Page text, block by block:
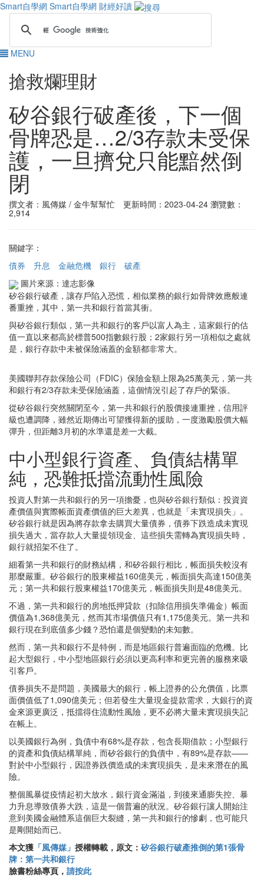
Smart自學網 Smart自學網 財經好讀
MENU
搶救爛理財
矽谷銀行破產後，下一個
骨牌恐是…2/3存款未受保
護，一旦擠兌只能黯然倒
閉
撰文者：風傳媒 / 金牛幫幫忙 更新時間：2023-04-24 瀏覽數：
2,914
關鍵字：
債券
升息 金融危機 銀行
破產
圖片來源：達志影像
矽谷銀行破產，讓存戶陷入恐慌，相似業務的銀行如骨牌效應般連
番重挫，其中，第一共和銀行首當其衝。
與矽谷銀行類似，第一共和銀行的客戶以富人為主，這家銀行的估
值一直以來都高於標普500指數銀行股；2家銀行另一項相似之處就
是，銀行存款中未被保險涵蓋的金額都非常大。
美國聯邦存款保險公司（FDIC）保險金額上限為25萬美元，第一共
和銀行有2/3存款未受保險涵蓋，這個情況引起了存戶的緊張。
從矽谷銀行突然關閉至今，第一共和銀行的股價接連重挫，信用評
級也遭調降，雖然近期傳出可望獲得新的援助，一度激勵股價大幅
彈升，但距離3月初的水準還是差一大截。
中小型銀行資產、負債結構單
純，恐難抵擋流動性風險
投資人對第一共和銀行的另一項擔憂，也與矽谷銀行類似：投資資
產價值與實際帳面資產價值的巨大差異，也就是「未實現損失」。
矽谷銀行就是因為將存款拿去購買大量債券，債券下跌造成未實現
損失過大，當存款人大量提領現金、這些損失需轉為實現損失時，
銀行就招架不住了。
細看第一共和銀行的財務結構，和矽谷銀行相比，帳面損失較沒有
那麼嚴重。矽谷銀行的股東權益160億美元，帳面損失高達150億美
元；第一共和銀行股東權益170億美元，帳面損失則是48億美元。
不過，第一共和銀行的房地抵押貸款（扣除信用損失準備金）帳面
價值為1,368億美元，然而其市場價值只有1,175億美元。第一共和
銀行現在到底值多少錢？恐怕還是個變動的未知數。
然而，第一共和銀行不是特例，而是地區銀行普遍面臨的危機。比
起大型銀行，中小型地區銀行必須以更高利率和更完善的服務來吸
引客戶。
債券損失不是問題，美國最大的銀行，帳上證券的公允價值，比票
面價值低了1,090億美元；但若發生大量現金提款需求，大銀行的資
金來源更廣泛，抵擋得住流動性風險，更不必將大量未實現損失記
在帳上。
以美國銀行為例，負債中有68%是存款，包含長期借款；小型銀行
的資產和負債結構單純，而矽谷銀行的負債中，有89%是存款——
對於中小型銀行，因證券跌價造成的未實現損失，是未來潛在的風
險。
整個風暴從疫情起初大放水，銀行資金滿溢，到後來通膨失控、暴
力升息導致債券大跌，這是一個普遍的狀況。矽谷銀行讓人開始注
意到美國金融體系這個巨大裂縫，第一共和銀行的慘劇，也可能只
是剛開始而已。
本文獲 「風傳媒」 授權轉載，原文： 矽谷銀行破產推倒的第1張骨
牌：第一共和銀行
臉書粉絲專頁， 請按此